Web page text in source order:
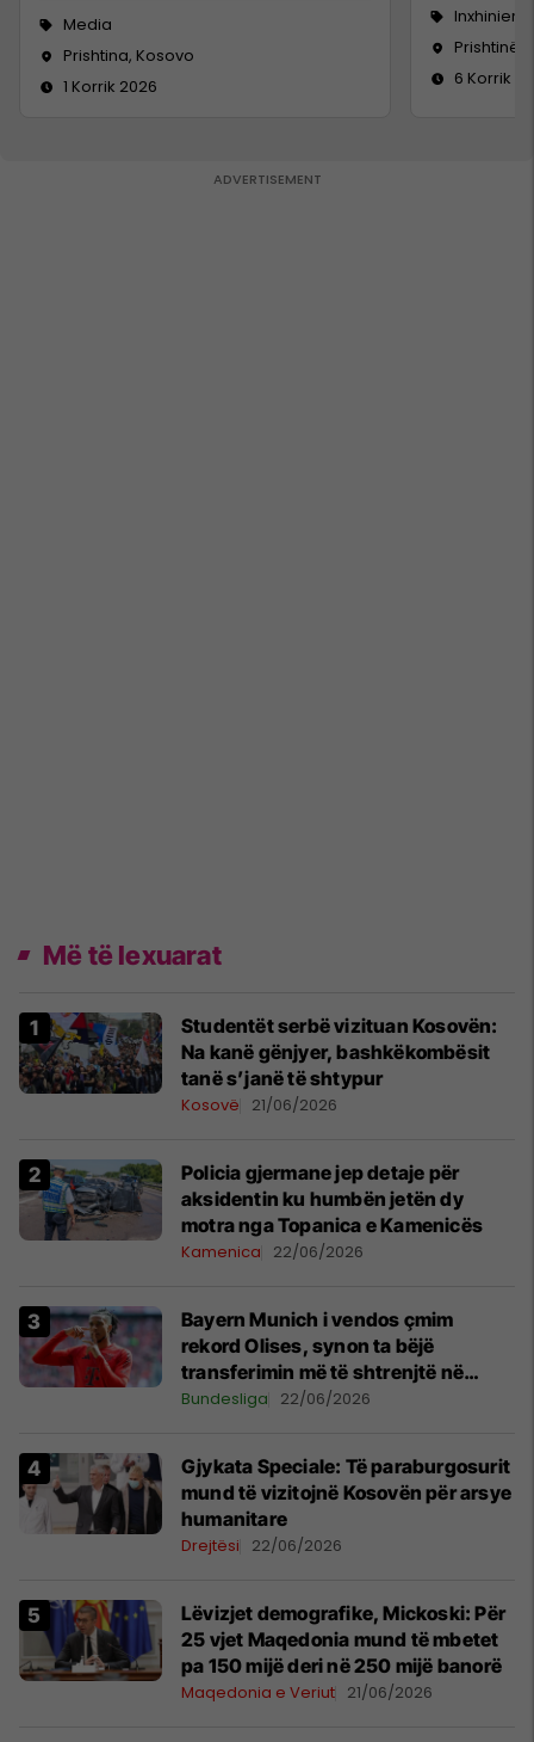
Media
Prishtina, Kosovo
1 Korrik 2026
Inxhinieri
Prishtinë
6 Korrik
Më të lexuarat
Studentët serbë vizituan Kosovën:
Na kanë gënjyer, bashkëkombësit
tanë s’janë të shtypur
Kosovë 21/06/2026
Policia gjermane jep detaje për
aksidentin ku humbën jetën dy
motra nga Topanica e Kamenicës
Kamenica 22/06/2026
Bayern Munich i vendos çmim
rekord Olises, synon ta bëjë
transferimin më të shtrenjtë në
histori
Bundesliga 22/06/2026
​Gjykata Speciale: Të paraburgosurit
mund të vizitojnë Kosovën për arsye
humanitare
Drejtësi 22/06/2026
Lëvizjet demografike, Mickoski: Për
25 vjet Maqedonia mund të mbetet
pa 150 mijë deri në 250 mijë banorë
Maqedonia e Veriut 21/06/2026